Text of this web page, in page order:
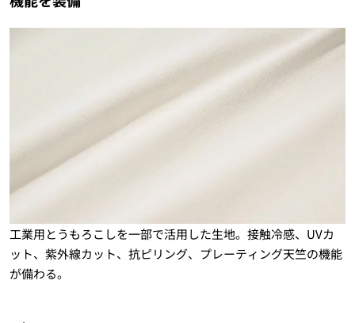
工業用とうもろこしを一部で活用した生地。接触冷感、UVカ
ット、紫外線カット、抗ピリング、プレーティング天竺の機能
が備わる。